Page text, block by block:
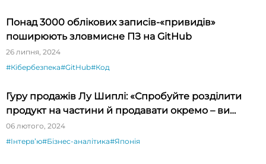
Понад 3000 облікових записів-«привидів»
поширюють зловмисне ПЗ на GitHub
26 липня, 2024
#Кібербезпека#GitHub#Код
Гуру продажів Лу Шиплі: «Спробуйте розділити
продукт на частини й продавати окремо – ви
будете вражені»
06 лютого, 2024
#Інтервʼю#Бізнес-аналітика#Японія